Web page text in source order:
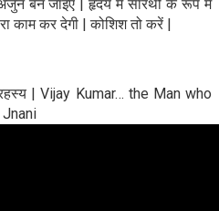
बन जाइए | हृदय में सारथी के रूप में
काम कर देगी | कोशिश तो करें |
| Vijay Kumar… the Man who